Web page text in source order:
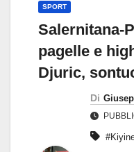
SPORT
Salernitana-
pagelle e
Djuric,
Di